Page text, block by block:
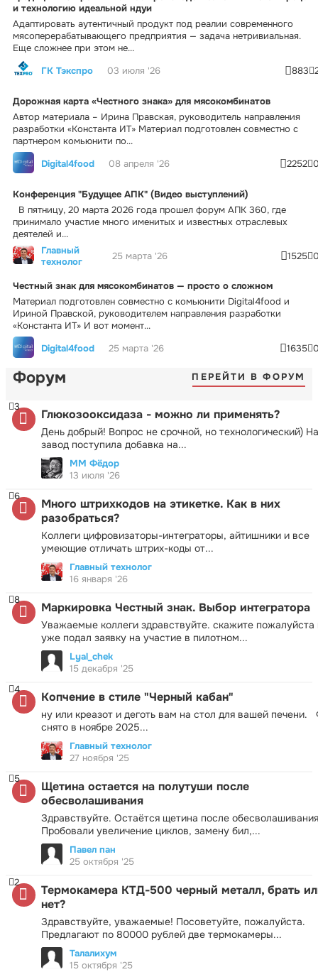
и технологию идеальной ндуи
Адаптировать аутентичный продукт под реалии современного
мясоперерабатывающего предприятия — задача нетривиальная.
Еще сложнее при этом не...
ГК Тэкспро
03 июля '26 883
Дорожная карта «Честного знака» для мясокомбинатов
Автор материала – Ирина Правская, руководитель направления
разработки «Константа ИТ» Материал подготовлен совместно с
партнером комьюнити по...
Digital4food
08 апреля '26 2252
Конференция "Будущее АПК" (Видео выступлений)
В пятницу, 20 марта 2026 года прошел форум АПК 360, где
принимало участие много именитых и известных отраслевых
деятелей и...
Главный
технолог
25 марта '26 1525
Честный знак для мясокомбинатов — просто о сложном
Материал подготовлен совместно с комьюнити Digital4food и
Ириной Правской, руководителем направления разработки
«Константа ИТ» И вот момент...
Digital4food
25 марта '26 1635
Форум ПЕРЕЙТИ В ФОРУМ
Глюкозооксидаза - можно ли применять?
День добрый! Вопрос не срочной, но технологический) На
завод поступила добавка на...
3
ММ Фёдор
13 июля '26
Много штрихкодов на этикетке. Как в них
разобраться?
Коллеги цифровизаторы-интеграторы, айтишники и все
умеющие отличать штрих-коды от...
6
Главный технолог
16 января '26
Маркировка Честный знак. Выбор интегратора
Уважаемые коллеги здравствуйте. скажите пожалуйста
уже подал заявку на участие в пилотном...
8
Lyal_chek
15 декабря '25
Копчение в стиле "Черный кабан"
ну или креазот и деготь вам на стол для вашей печени.
снято в ноябре 2025...
4
Главный технолог
27 ноября '25
Щетина остается на полутуши после
обесволашивания
Здравствуйте. Остаётся щетина после
Пробовали увеличение циклов, замену бил,...
5
Павел пан
25 октября '25
Термокамера КТД-500 черный металл, брать
нет?
Здравствуйте, уважаемые! Посоветуйте, пожалуйста.
Предлагают по 80000 рублей две термокамеры...
2
Талалихум
15 октября '25